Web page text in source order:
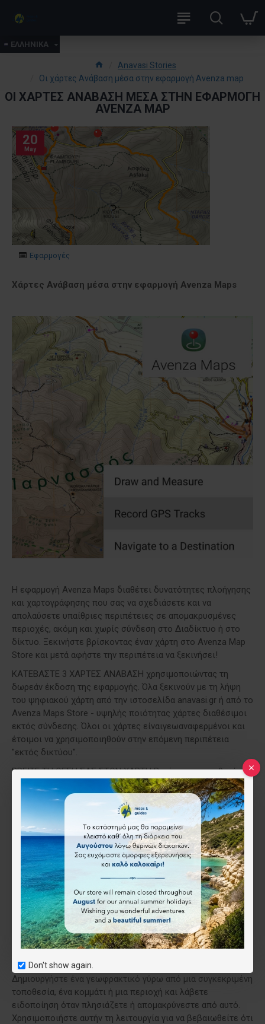
Don't show again.
ΕΛΛΗΝΙΚΑ
Anavasi Stories
Οι χάρτες Ανάβαση μέσα στην εφαρμογή Avenza map
ΟΙ ΧΆΡΤΕΣ ΑΝΆΒΑΣΗ ΜΈΣΑ ΣΤΗΝ ΕΦΑΡΜΟΓΉ
AVENZA MAP
20
May
Εφαρμογές
Χάρτες Ανάβαση μέσα στην εφαρμογή Avenza Maps
Η εφαρμογή Avenza Maps διαθέτει δυνατότητες πλοήγησης
και χαρτογράφησης που σας να σχεδιάσετε και να
απολαύσετε υπαίθριες περιπέτειες σε απομακρυσμένες
περιοχές, ακόμη και χωρίς σύνδεση στο Διαδίκτυο ή στο
δίκτυο. Ξεκινήστε βρίσκοντας έναν χάρτη στο Avenza Map
Store και μετά αφήστε την περιπέτεια να ξεκινήσει!
ΚΑΤΕΒΑΣΤΕ 3 ΧΑΡΤΕΣ ΑΝΑΒΑΣΗ χρησιμοποιώντας τη
δωρεάν έκδοση της εφαρμογής. Όλα ξεκινούν με τη λήψη
του ψηφιακού χάρτη από την ιστοσελίδα anavasi.gr ή από το
Avenza Maps Store - υψηλής ποιότητας χάρτες διαθέσιμοι
εκτός σύνδεσης. Όλοι οι χάρτες είναιγεωαναφερμένοι και
έτοιμοι να χρησιμοποιηθούν στην επόμενη περιπέτεια
"εκτός δικτύου".
ΒΡΕΙΤΕ ΤΗ ΘΕΣΗ ΣΑΣ ΣΤΟΝ ΧΑΡΤΗ Βρείτε την τοποθεσία
σας σε χάρτη ακόμη και χωρίς σύνδεση WiFi ή δικτύου. Οι
ψηφιακοί χάρτες Ανάβαση είναι γεωαναφερόμενοι, πράγμα
που σημαίνει ότι το GPS στην κινητή συσκευή σας μπορεί να
χρησιμοποιήσει την τοποθεσία σας για να σας εντοπίσει
στον χάρτη με μια μπλε κουκκίδα και η κουκκίδα σας
ακολουθεί καθώς προχωράτε.
ΒΡΕΙΤΕ ΤΙΣ ΣΥΝΤΟΝΙΣΜΕΣ ΣΑΣ Δείτε τις ακριβείς
συντεταγμένες GPS της τοποθεσίας σας ανά πάσα στιγμή,
ώστε να μπορείτε να αναφέρετε την τοποθεσία σας εάν
χρειάζεστε βοήθεια ή για να εντοπίσετε με ακρίβεια σημεία
ενδιαφέροντος. Μπορείτε επίσης να αναζητήσετε
συγκεκριμένες συντεταγμένες στο χάρτη και να κάνετε
εναλλαγή μεταξύ συστημάτων συντεταγμένων.
ΜΕΙΝΕΤΕ ΜΕΣΑ Η ΕΚΤΟΣ ΤΟΥ "ΚΟΥΤΙΟΥ" ΧΑΡΤΟΓΡΑΦΗΣΗΣ
Δημιουργήστε ένα γεωφρακτικό γύρω από μια συγκεκριμένη
τοποθεσία, ένα κομμάτι ή μια περιοχή και λάβετε
ειδοποίηση όταν πλησιάζετε ή απομακρύνεστε από αυτό.
Χρησιμοποιήστε αυτήν τη λειτουργία για να βεβαιωθείτε ότι